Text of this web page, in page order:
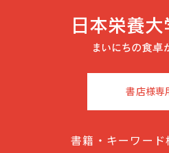
書店様専
書籍・キーワード